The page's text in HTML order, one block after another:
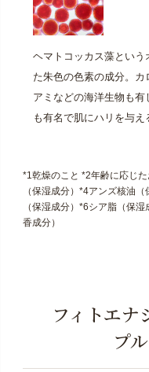
ヘマトコッカス藻という
た朱色の色素の成分。
アミなどの海洋生物も
も有名で肌にハリを与え
*1乾燥のこと *2年齢に応じ
（保湿成分）*4アンズ核油
（保湿成分）*6シア脂（保
香成分）
フィトエナ
プ